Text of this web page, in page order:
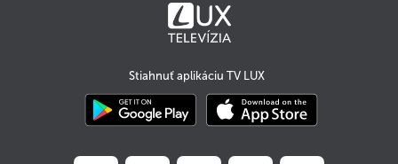
Stiahnuť aplikáciu TV LUX